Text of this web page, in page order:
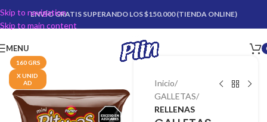
Skip to navigation
Skip to main content
ENVÍO GRATIS SUPERANDO LOS $150.000 (TIENDA ONLINE)
MENU
160 GRS
X UNID
AD
Inicio
GALLETAS
RELLENAS